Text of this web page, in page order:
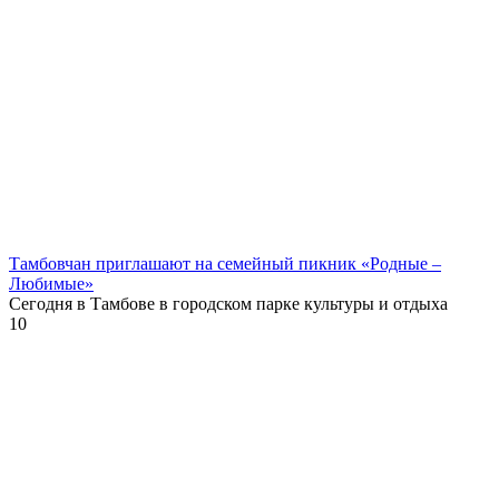
Тамбовчан приглашают на семейный пикник «Родные –
Любимые»
Сегодня в Тамбове в городском парке культуры и отдыха
10